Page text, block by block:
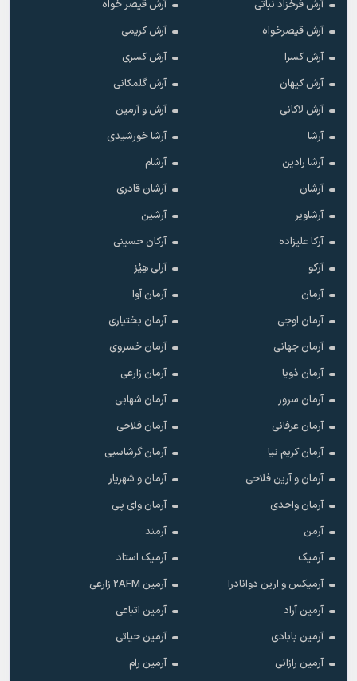
آرش فرخزاد نباتی
آرش قیصر خواه
آرش قیصرخواه
آرش کریمی
آرش کسرا
آرش کسری
آرش کیهان
آرش گلمکانی
آرش لاکانی
آرش و آرمین
آرشا
آرشا خورشیدی
آرشا رادین
آرشام
آرشان
آرشان قادری
آرشاویر
آرشین
آرکا علیزاده
آرکان حسینی
آرکو
آرلی هِیْز
آرمان
آرمان آوا
آرمان اوجی
آرمان بختیاری
آرمان جهانی
آرمان خسروی
آرمان ذویا
آرمان زارعی
آرمان سرور
آرمان شهابی
آرمان عرفانی
آرمان فلاحی
آرمان کریم نیا
آرمان گرشاسبی
آرمان و آرین فلاحی
آرمان و شهریار
آرمان واحدی
آرمان وای پی
آرمن
آرمند
آرمیک
آرمیک استاد
آرمیکس و ارین دوانادرا
آرمین 2AFM زارعی
آرمین آراد
آرمین اتباعی
آرمین بابادی
آرمین حیاتی
آرمین رازانی
آرمین رام